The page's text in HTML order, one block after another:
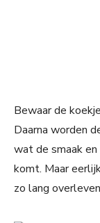
Bewaar de
Daarna worden
wat de smaak
komt. Maar
zo lang